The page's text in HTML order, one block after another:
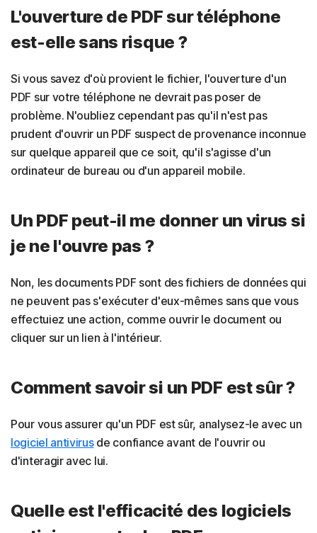
L'ouverture de PDF sur téléphone
est-elle sans risque ?
Si vous savez d'où provient le fichier, l'ouverture d'un
PDF sur votre téléphone ne devrait pas poser de
problème. N'oubliez cependant pas qu'il n'est pas
prudent d'ouvrir un PDF suspect de provenance inconnue
sur quelque appareil que ce soit, qu'il s'agisse d'un
ordinateur de bureau ou d'un appareil mobile.
Un PDF peut-il me donner un virus si
je ne l'ouvre pas ?
Non, les documents PDF sont des fichiers de données qui
ne peuvent pas s'exécuter d'eux-mêmes sans que vous
effectuiez une action, comme ouvrir le document ou
cliquer sur un lien à l'intérieur.
Comment savoir si un PDF est sûr ?
Pour vous assurer qu'un PDF est sûr, analysez-le avec un
logiciel antivirusde confiance avant de l'ouvrir ou
d'interagir avec lui.
Quelle est l'efficacité des logiciels